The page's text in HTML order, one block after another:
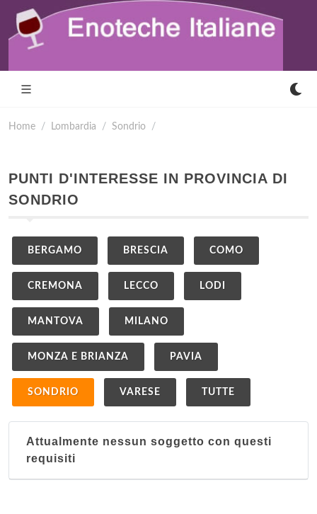
Home Lombardia Sondrio
PUNTI D'INTERESSE IN PROVINCIA DI
SONDRIO
BERGAMO BRESCIA COMO
CREMONA LECCO LODI
MANTOVA MILANO
MONZA E BRIANZA PAVIA
SONDRIO VARESE TUTTE
Attualmente nessun soggetto con questi
requisiti